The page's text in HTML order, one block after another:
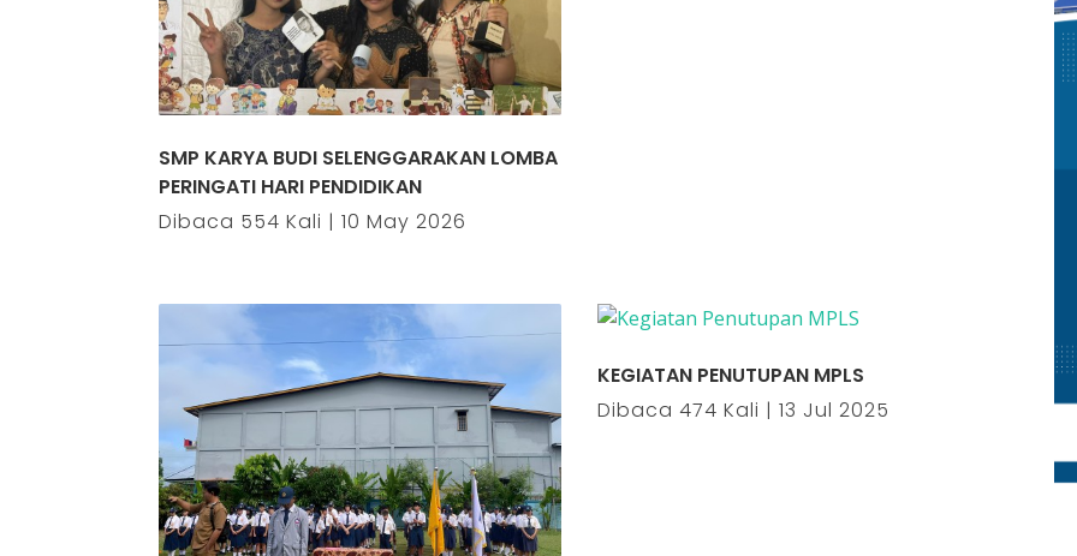
SMP KARYA BUDI SELENGGARAKAN LOMBA
PERINGATI HARI PENDIDIKAN
Dibaca 554 Kali | 10 May 2026
KEGIATAN PENUTUPAN MPLS
Dibaca 474 Kali | 13 Jul 2025